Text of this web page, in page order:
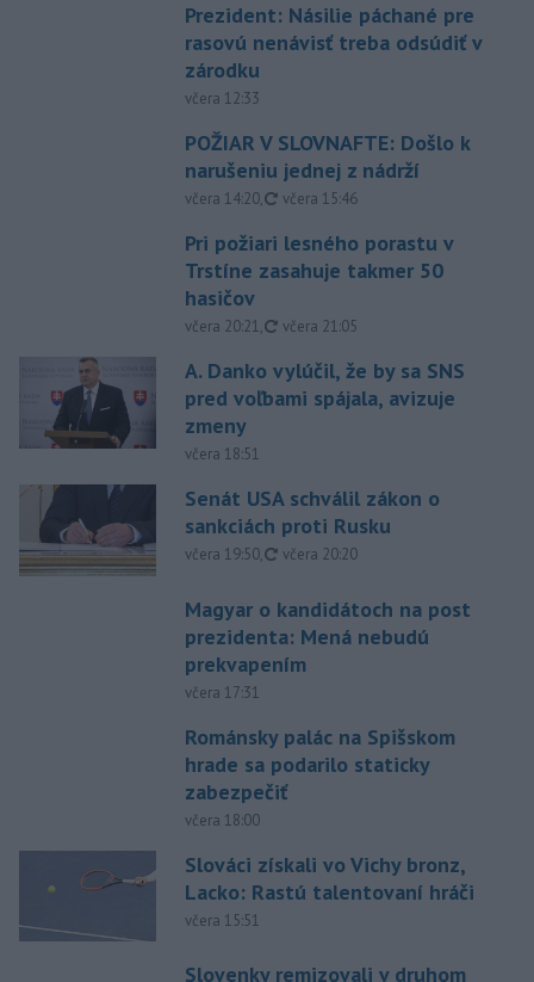
Prezident: Násilie páchané pre
rasovú nenávisť treba odsúdiť v
zárodku
včera 12:33
POŽIAR V SLOVNAFTE: Došlo k
narušeniu jednej z nádrží
včera 14:20, aktualizované
včera 15:46
Pri požiari lesného porastu v
Trstíne zasahuje takmer 50
hasičov
včera 20:21, aktualizované
včera 21:05
A. Danko vylúčil, že by sa SNS
pred voľbami spájala, avizuje
zmeny
včera 18:51
Senát USA schválil zákon o
sankciách proti Rusku
včera 19:50, aktualizované
včera 20:20
Magyar o kandidátoch na post
prezidenta: Mená nebudú
prekvapením
včera 17:31
Románsky palác na Spišskom
hrade sa podarilo staticky
zabezpečiť
včera 18:00
Slováci získali vo Vichy bronz,
Lacko: Rastú talentovaní hráči
včera 15:51
Slovenky remizovali v druhom